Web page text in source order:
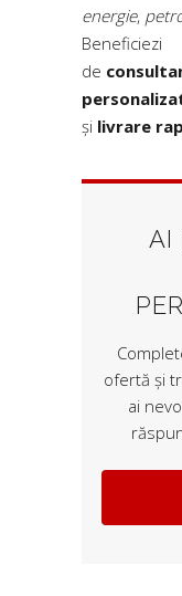
energie,
Beneficiezi
de
și livrare
AI
ofertă și
ai